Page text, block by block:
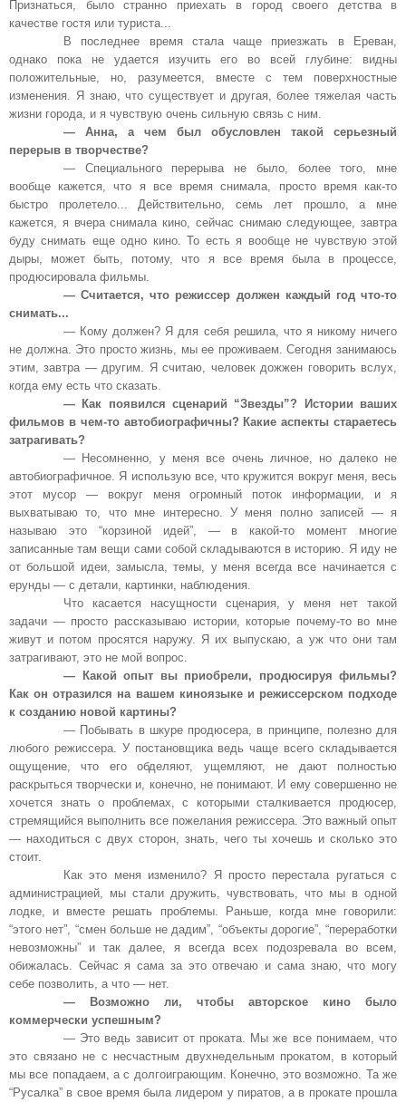
Признаться, было странно приехать в город своего детства в
качестве гостя или туриста...
В последнее время стала чаще приезжать в Ереван,
однако пока не удается изучить его во всей глубине: видны
положительные, но, разумеется, вместе с тем поверхностные
изменения. Я знаю, что существует и другая, более тяжелая часть
жизни города, и я чувствую очень сильную связь с ним.
— Анна, а чем был обусловлен такой серьезный
перерыв в творчестве?
— Специального перерыва не было, более того, мне
вообще кажется, что я все время снимала, просто время как-то
быстро пролетело... Действительно, семь лет прошло, а мне
кажется, я вчера снимала кино, сейчас снимаю следующее, завтра
буду снимать еще одно кино. То есть я вообще не чувствую этой
дыры, может быть, потому, что я все время была в процессе,
продюсировала фильмы.
— Считается, что режиссер должен каждый год что-то
снимать...
— Кому должен? Я для себя решила, что я никому ничего
не должна. Это просто жизнь, мы ее проживаем. Сегодня занимаюсь
этим, завтра — другим. Я считаю, человек дожжен говорить вслух,
когда ему есть что сказать.
— Как появился сценарий “Звезды”? Истории ваших
фильмов в чем-то автобиографичны? Какие аспекты стараетесь
затрагивать?
— Несомненно, у меня все очень личное, но далеко не
автобиографичное. Я использую все, что кружится вокруг меня, весь
этот мусор — вокруг меня огромный поток информации, и я
выхватываю то, что мне интересно. У меня полно записей — я
называю это “корзиной идей”, — в какой-то момент многие
записанные там вещи сами собой складываются в историю. Я иду не
от большой идеи, замысла, темы, у меня всегда все начинается с
ерунды — с детали, картинки, наблюдения.
Что касается насущности сценария, у меня нет такой
задачи — просто рассказываю истории, которые почему-то во мне
живут и потом просятся наружу. Я их выпускаю, а уж что они там
затрагивают, это не мой вопрос.
— Какой опыт вы приобрели, продюсируя фильмы?
Как он отразился на вашем киноязыке и режиссерском подходе
к созданию новой картины?
— Побывать в шкуре продюсера, в принципе, полезно для
любого режиссера. У постановщика ведь чаще всего складывается
ощущение, что его обделяют, ущемляют, не дают полностью
раскрыться творчески и, конечно, не понимают. И ему совершенно не
хочется знать о проблемах, с которыми сталкивается продюсер,
стремящийся выполнить все пожелания режиссера. Это важный опыт
— находиться с двух сторон, знать, чего ты хочешь и сколько это
стоит.
Как это меня изменило? Я просто перестала ругаться с
администрацией, мы стали дружить, чувствовать, что мы в одной
лодке, и вместе решать проблемы. Раньше, когда мне говорили:
“этого нет”, “смен больше не дадим”, “объекты дорогие”, “переработки
невозможны” и так далее, я всегда всех подозревала во всем,
обижалась. Сейчас я сама за это отвечаю и сама знаю, что могу
себе позволить, а что — нет.
— Возможно ли, чтобы авторское кино было
коммерчески успешным?
— Это ведь зависит от проката. Мы же все понимаем, что
это связано не с несчастным двухнедельным прокатом, в который
мы все попадаем, а с долгоиграющим. Конечно, это возможно. Та же
“Русалка” в свое время была лидером у пиратов, а в прокате прошла